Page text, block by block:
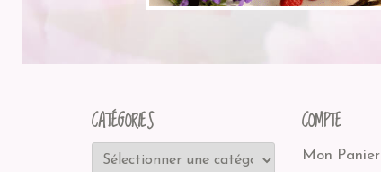
CATÉGORIES COMPTE
Mon Panier